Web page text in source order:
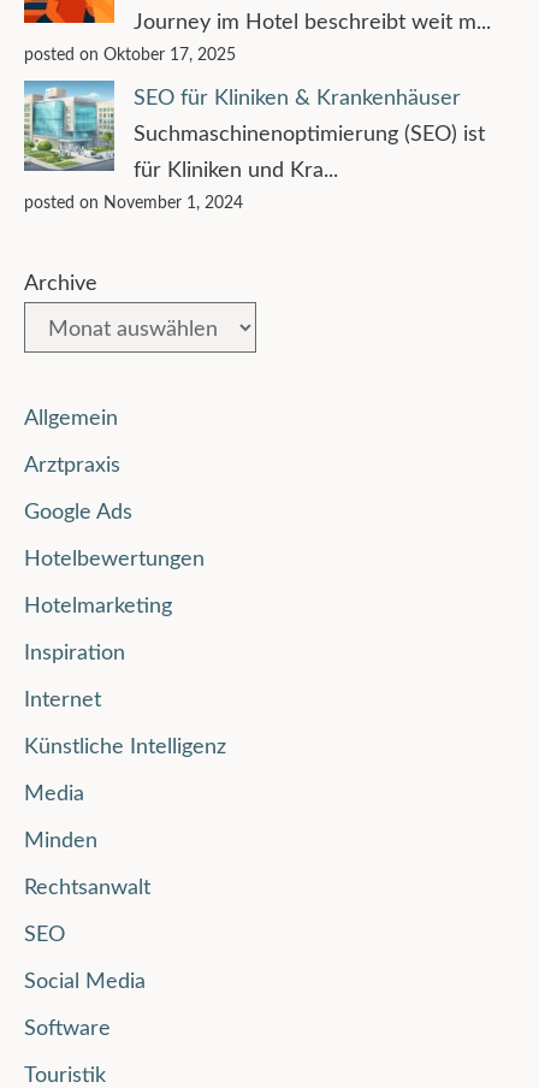
Journey im Hotel beschreibt weit m...
posted on Oktober 17, 2025
SEO für Kliniken & Krankenhäuser
Suchmaschinenoptimierung (SEO) ist
für Kliniken und Kra...
posted on November 1, 2024
Archive
Allgemein
Arztpraxis
Google Ads
Hotelbewertungen
Hotelmarketing
Inspiration
Internet
Künstliche Intelligenz
Media
Minden
Rechtsanwalt
SEO
Social Media
Software
Touristik